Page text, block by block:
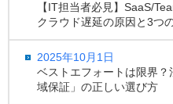
【IT担当者必見】SaaS/
クラウド遅延の原因と3つ
2025年10月1日
ベストエフォートは限界
域保証」の正しい選び方